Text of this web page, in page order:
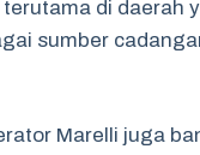
di daerah
sumber
Marelli juga